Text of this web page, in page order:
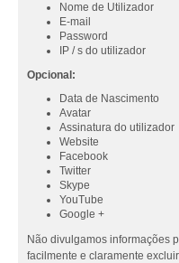
Nome de Utilizador
E-mail
Password
IP / s do utilizador
Opcional:
Data de Nascimento
Avatar
Assinatura do utilizador
Website
Facebook
Twitter
Skype
YouTube
Google +
Não divulgamos informações
facilmente e claramente